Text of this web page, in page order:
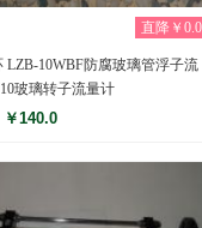
直降￥0.0
LZB-10WBF防腐玻璃管浮子流
玻璃转子流量计
￥140.0